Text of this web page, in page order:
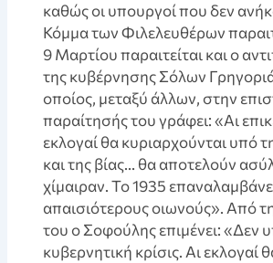
καθώς οι υπουργοί που δεν
Κόμμα των Φιλελευθέρων
9 Μαρτίου παραιτείται και ο
της κυβέρνησης Σόλων
οποίος, μεταξύ άλλων, στην
παραίτησής του γράφει: «Αι
εκλογαί θα κυριαρχούνται υπό
και της βίας… θα αποτελούν
χίμαιραν. Το 1935
απαισιότερους οιωνούς». Από
του ο Σοφούλης επιμένει: «Δεν
κυβερνητική κρίσις. Αι εκλογαί